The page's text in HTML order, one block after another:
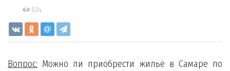
824
Вопрос: Можно ли приобрести жильё в Самаре по